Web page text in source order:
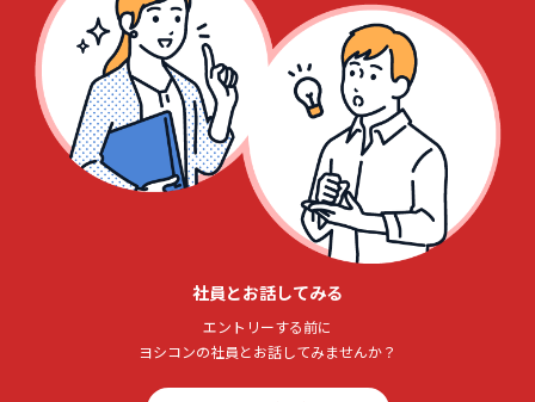
社員とお話してみる
エントリーする前に
ヨシコンの社員とお話してみませんか？